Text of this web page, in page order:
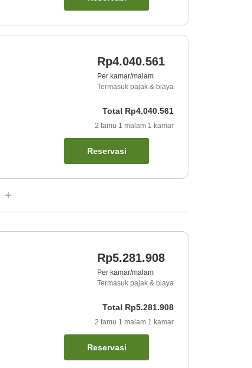
Rp4.040.561
Per kamar/malam
Termasuk pajak & biaya
Total Rp4.040.561
2 tamu 1 malam 1 kamar
Reservasi
Rp5.281.908
Per kamar/malam
Termasuk pajak & biaya
Total Rp5.281.908
2 tamu 1 malam 1 kamar
Reservasi